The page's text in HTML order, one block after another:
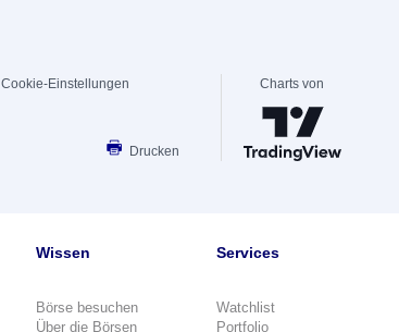
Cookie-Einstellungen
Drucken
Charts von
Wissen
Börse besuchen
Über die Börsen
Services
Watchlist
Portfolio